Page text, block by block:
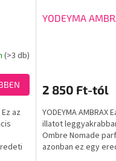
(>3 db)
az
YODEYMA
értékelése
ből
3,8
csillag.
2 850 Ft-tól
YODEYMA AMBRAX
illatot
Ombre Nomade
azonban ez egy